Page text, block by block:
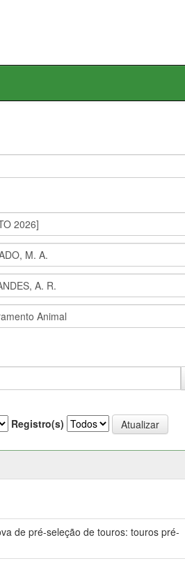
Registro(s)
de pré-seleção de touros: touros pré-